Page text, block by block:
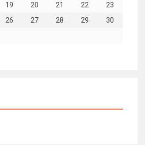
19 20 21 22
23
26 27 28 29
30